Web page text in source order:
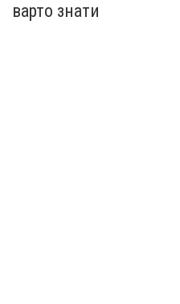
варто знати